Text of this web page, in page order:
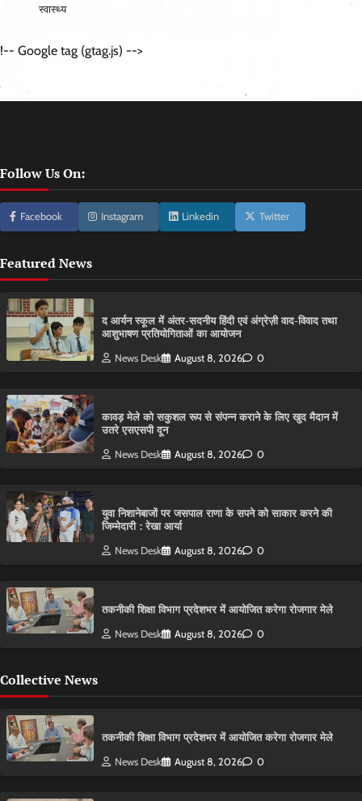
स्वास्थ्य
!-- Google tag (gtag.js) -->
Follow Us On:
Facebook Instagram Linkedin Twitter
Featured News
द आर्यन स्कूल में अंतर-सदनीय हिंदी एवं अंग्रेज़ी वाद-विवाद तथा
आशुभाषण प्रतियोगिताओं का आयोजन
News Desk August 8, 2026 0
कावड़ मेले को सकुशल रूप से संपन्न कराने के लिए खुद मैदान में
उतरे एसएसपी दून
News Desk August 8, 2026 0
युवा निशानेबाजों पर जसपाल राणा के सपने को साकार करने की
जिम्मेदारी : रेखा आर्या
News Desk August 8, 2026 0
तकनीकी शिक्षा विभाग प्रदेशभर में आयोजित करेगा रोजगार मेले
News Desk August 8, 2026 0
Collective News
तकनीकी शिक्षा विभाग प्रदेशभर में आयोजित करेगा रोजगार मेले
News Desk August 8, 2026 0